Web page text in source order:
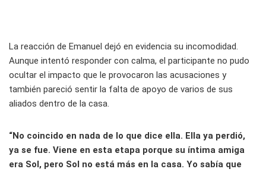
La reacción de Emanuel dejó en evidencia su incomodidad.
Aunque intentó responder con calma, el participante no pudo
ocultar el impacto que le provocaron las acusaciones y
también pareció sentir la falta de apoyo de varios de sus
aliados dentro de la casa.
“No coincido en nada de lo que dice ella. Ella ya perdió,
ya se fue. Viene en esta etapa porque su íntima amiga
era Sol, pero Sol no está más en la casa. Yo sabía que